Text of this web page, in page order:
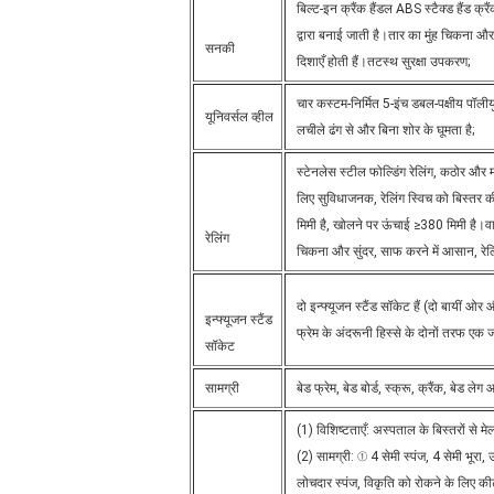
सनकी
बिल्ट-इन क्रैंक हैंडल ABS स्टैक्ड हैंड
द्वारा बनाई जाती है।तार का मुंह
दिशाएँ होती हैं।तटस्थ सुरक्षा उपकरण;
यूनिवर्सल व्हील
चार कस्टम-निर्मित 5-इंच डबल-पक्षीय
लचीले ढंग से और बिना शोर के घूमता है;
रेलिंग
स्टेनलेस स्टील फोल्डिंग रेलिंग, कठोर और
लिए सुविधाजनक, रेलिंग स्विच को बिस्तर
मिमी है, खोलने पर ऊंचाई ≥380 मिमी
चिकना और सुंदर, साफ करने में आसान,
इन्फ्यूजन स्टैंड
सॉकेट
दो इन्फ्यूजन स्टैंड सॉकेट हैं (दो बायीं ओर
फ्रेम के अंदरूनी हिस्से के दोनों तरफ एक
सामग्री बेड फ्रेम, बेड बोर्ड, स्क्रू, क्रैंक, बेड लेग
(1) विशिष्टताएँ: अस्पताल के बिस्तरों से
(2) सामग्री: ① 4 सेमी स्पंज, 4 सेमी भूरा,
लोचदार स्पंज, विकृति को रोकने के लिए